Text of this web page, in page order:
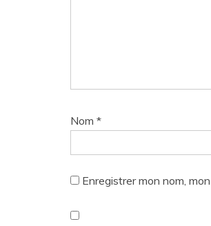
Nom *
Enregistrer mon nom,